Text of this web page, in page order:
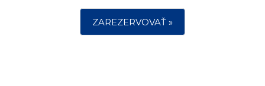
ZAREZERVOVAŤ »